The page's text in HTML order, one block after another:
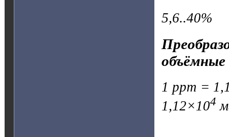
5,6..40%
объёмные
1 ppm =
1,12×104